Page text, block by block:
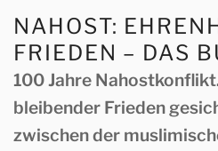
Inhalt
springen
NAHOST:
FRIEDEN – DAS
100 Jahre
bleibender Frieden
zwischen der